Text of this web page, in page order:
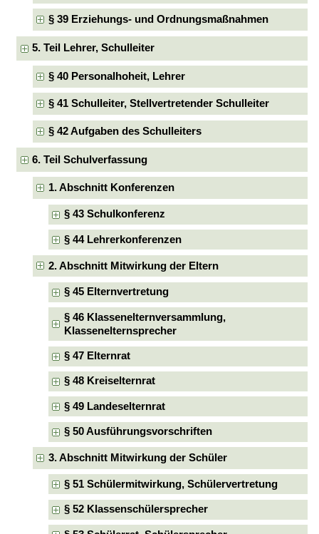
§ 39 Erziehungs- und Ordnungsmaßnahmen
5. Teil Lehrer, Schulleiter
§ 40 Personalhoheit, Lehrer
§ 41 Schulleiter, Stellvertretender Schulleiter
§ 42 Aufgaben des Schulleiters
6. Teil Schulverfassung
1. Abschnitt Konferenzen
§ 43 Schulkonferenz
§ 44 Lehrerkonferenzen
2. Abschnitt Mitwirkung der Eltern
§ 45 Elternvertretung
§ 46 Klassenelternversammlung,
Klassenelternsprecher
§ 47 Elternrat
§ 48 Kreiselternrat
§ 49 Landeselternrat
§ 50 Ausführungsvorschriften
3. Abschnitt Mitwirkung der Schüler
§ 51 Schülermitwirkung, Schülervertretung
§ 52 Klassenschülersprecher